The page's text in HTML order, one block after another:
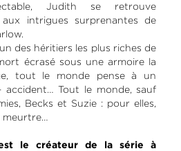
Judith se retrouve
aux intrigues surprenantes de
des héritiers les plus riches de
écrasé sous une armoire la
tout le monde pense à un
accident… Tout le monde, sauf
Becks et Suzie : pour elles,
meurtre…
est le créateur de la série à